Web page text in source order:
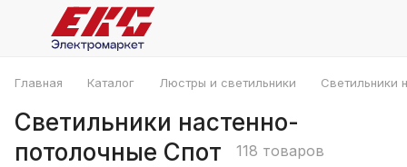
Главная Каталог Люстры и светильники Светильники
Светильники настенно-
потолочные Спот
118 товаров